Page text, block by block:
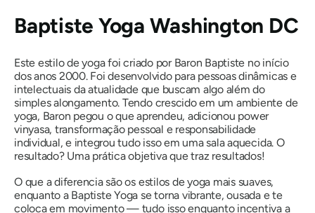
Baptiste Yoga Washington DC
Este estilo de yoga foi criado por Baron Baptiste no início
dos anos 2000. Foi desenvolvido para pessoas dinâmicas e
intelectuais da atualidade que buscam algo além do
simples alongamento. Tendo crescido em um ambiente de
yoga, Baron pegou o que aprendeu, adicionou power
vinyasa, transformação pessoal e responsabilidade
individual, e integrou tudo isso em uma sala aquecida. O
resultado? Uma prática objetiva que traz resultados!
O que a diferencia são os estilos de yoga mais suaves,
enquanto a Baptiste Yoga se torna vibrante, ousada e te
coloca em movimento — tudo isso enquanto incentiva a